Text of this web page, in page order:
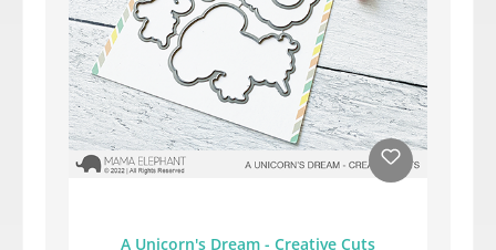
A Unicorn's Dream - Creative Cuts